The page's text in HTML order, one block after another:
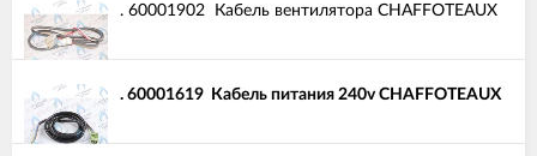
. 60001902 Кабель вентилятора CHAFFOTEAUX
. 60001619 Кабель питания 240v CHAFFOTEAUX